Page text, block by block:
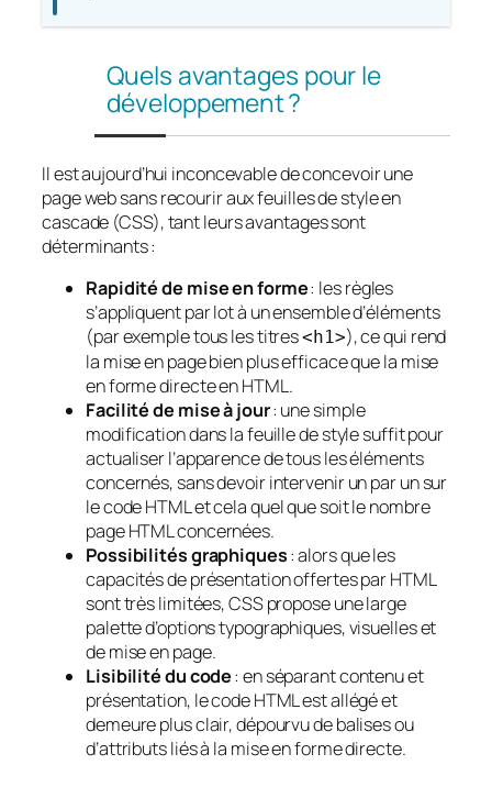
Quels avantages pour le
développement ?
Il est aujourd’hui inconcevable de concevoir une
page web sans recourir aux feuilles de style en
cascade (CSS), tant leurs avantages sont
déterminants :
Rapidité de mise en forme: les règles
s’appliquent par lot à un ensemble d’éléments
(par exemple tous les titres<h1>), ce qui rend
la mise en page bien plus efficace que la mise
en forme directe en HTML.
Facilité de mise à jour: une simple
modification dans la feuille de style suffit pour
actualiser l’apparence de tous les éléments
concernés, sans devoir intervenir un par un sur
le code HTML et cela quel que soit le nombre
page HTML concernées.
Possibilités graphiques: alors que les
capacités de présentation offertes par HTML
sont très limitées, CSS propose une large
palette d’options typographiques, visuelles et
de mise en page.
Lisibilité du code: en séparant contenu et
présentation, le code HTML est allégé et
demeure plus clair, dépourvu de balises ou
d’attributs liés à la mise en forme directe.